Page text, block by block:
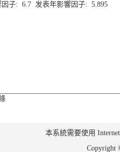
因子: 6.7 发表年影響因子: 5.895
本系統需要使用
Copyright